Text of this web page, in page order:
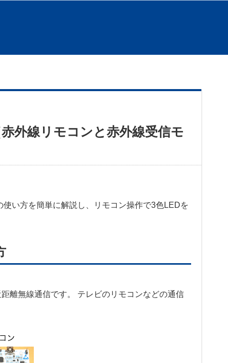
外線リモコンと赤外線受信モ
い方を簡単に解説し、リモコン操作で3色LEDを
離無線通信です。 テレビのリモコンなどの通信